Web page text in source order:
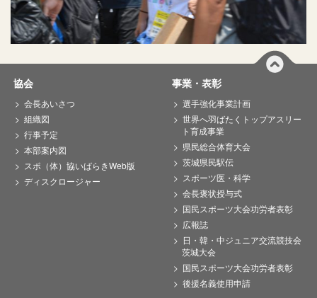
協会
会長あいさつ
組織図
行事予定
本部案内図
スポ（体）協いばらきWeb版
ディスクロージャー
事業・表彰
選手強化事業計画
世界へ羽ばたくトップアスリー
ト育成事業
県民総合体育大会
茨城県民駅伝
スポーツ医・科学
会長褒状授与式
国民スポーツ大会功労者表彰
広報誌
日・韓・中ジュニア交流競技会
茨城大会
国民スポーツ大会功労者表彰
後援名義使用申請